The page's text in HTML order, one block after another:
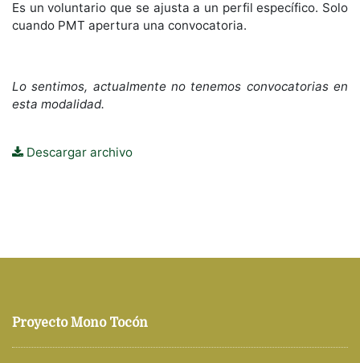
Es un voluntario que se ajusta a un perfil específico. Solo
cuando PMT apertura una convocatoria.
Lo sentimos, actualmente no tenemos convocatorias en
esta modalidad.
Descargar archivo
Proyecto Mono Tocón